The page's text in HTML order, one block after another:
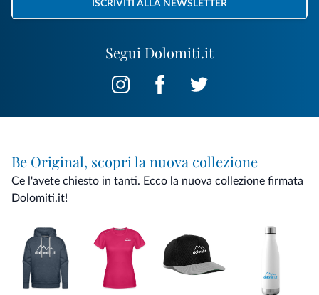
Segui Dolomiti.it
ISCRIVITI ALLA NEWSLETTER
Be Original, scopri la nuova collezione
Ce l'avete chiesto in tanti. Ecco la nuova collezione firmata
Dolomiti.it!